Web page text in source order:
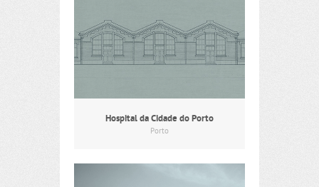
Hospital da Cidade do Porto
Porto